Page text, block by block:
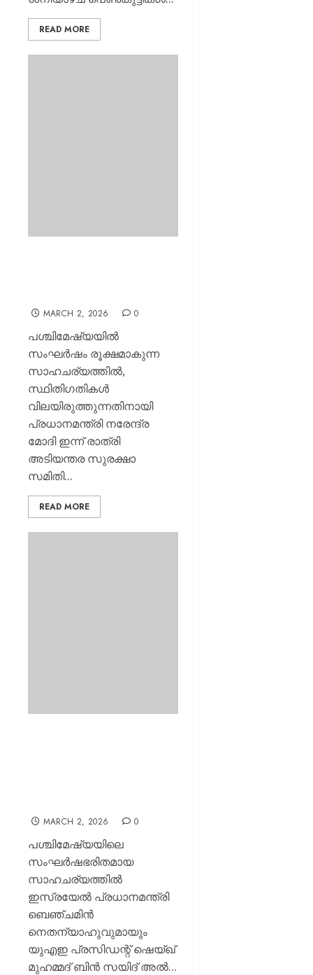
READ MORE
MARCH 2, 2026 0
പശ്ചിമേഷ്യയിൽ
സംഘർഷം രൂക്ഷമാകുന്ന
സാഹചര്യത്തിൽ,
സ്ഥിതിഗതികൾ
വിലയിരുത്തുന്നതിനായി
പ്രധാനമന്ത്രി നരേന്ദ്ര
മോദി ഇന്ന് രാത്രി
അടിയന്തര സുരക്ഷാ
സമിതി...
READ MORE
MARCH 2, 2026 0
പശ്ചിമേഷ്യയിലെ
സംഘർഷഭരിതമായ
സാഹചര്യത്തിൽ
ഇസ്രയേൽ പ്രധാനമന്ത്രി
ബെഞ്ചമിൻ
നെതന്യാഹുവുമായും
യുഎഇ പ്രസിഡന്റ് ഷെയ്ഖ്
മുഹമ്മദ് ബിൻ സയിദ് അൽ...